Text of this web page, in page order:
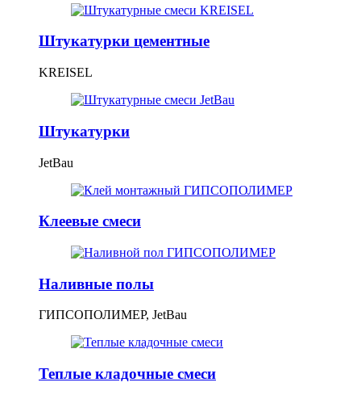
Штукатурки цементные
KREISEL
Штукатурки
JetBau
Клеевые смеси
Наливные полы
ГИПСОПОЛИМЕР, JetBau
Теплые кладочные смеси